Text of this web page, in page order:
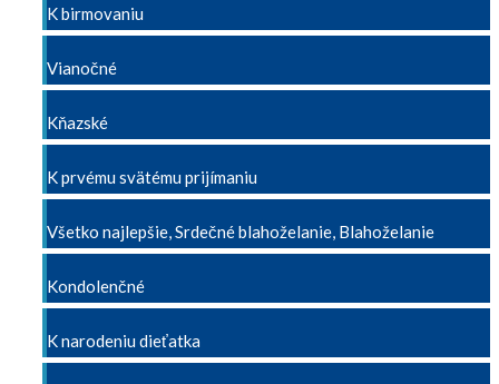
K birmovaniu
Vianočné
Kňazské
K prvému svätému prijímaniu
Všetko najlepšie, Srdečné blahoželanie, Blahoželanie
Kondolenčné
K narodeniu dieťatka